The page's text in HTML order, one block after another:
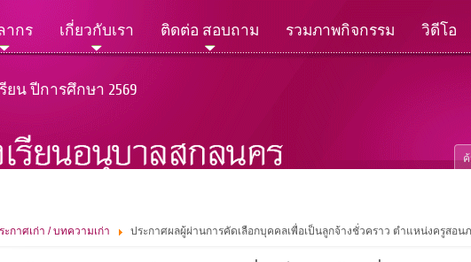
ากร เกี่ยวกับเรา ติดต่อ สอบถาม รวมภาพกิจกรรม วิดีโอ
น ปีการศึกษา 2569
ะกาศเก่า / บทความเก่า ประกาศผลผู้ผ่านการคัดเลือกบุคคลเพื่อเป็นลูกจ้างชั่วคราว ตำแหน่งครูสอน